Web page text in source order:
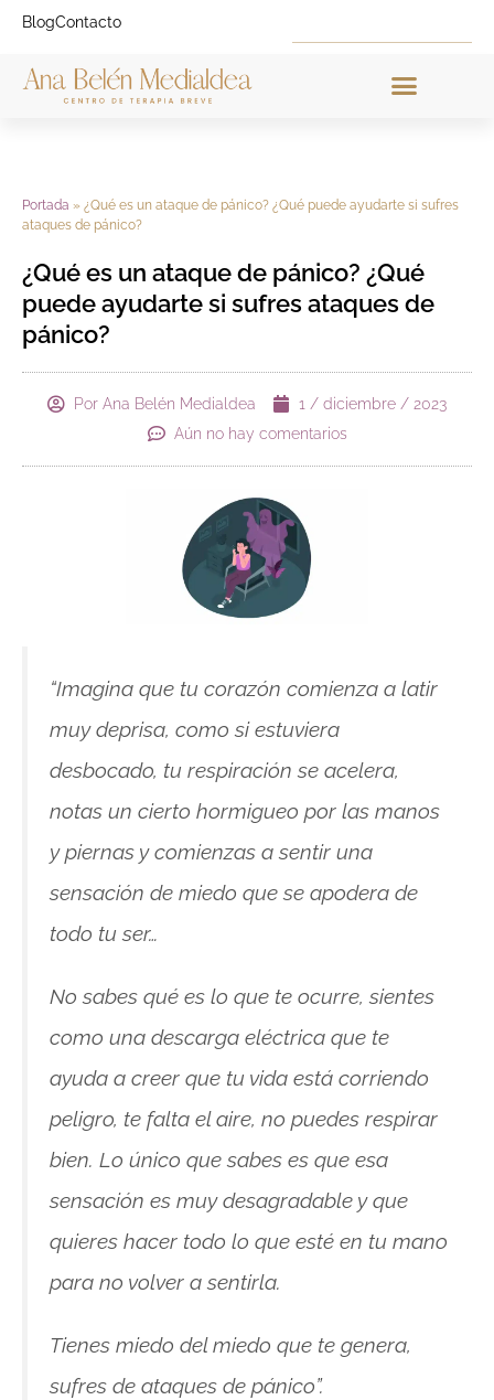
BlogContacto
Portada » ¿Qué es un ataque de pánico? ¿Qué puede ayudarte si sufres
ataques de pánico?
¿Qué es un ataque de pánico? ¿Qué
puede ayudarte si sufres ataques de
pánico?
Por Ana Belén Medialdea
1 / diciembre / 2023
Aún no hay comentarios
“Imagina que tu corazón comienza a latir
muy deprisa, como si estuviera
desbocado, tu respiración se acelera,
notas un cierto hormigueo por las manos
y piernas y comienzas a sentir una
sensación de miedo que se apodera de
todo tu ser…
No sabes qué es lo que te ocurre, sientes
como una descarga eléctrica que te
ayuda a creer que tu vida está corriendo
peligro, te falta el aire, no puedes respirar
bien. Lo único que sabes es que esa
sensación es muy desagradable y que
quieres hacer todo lo que esté en tu mano
para no volver a sentirla.
Tienes miedo del miedo que te genera,
sufres de ataques de pánico”.